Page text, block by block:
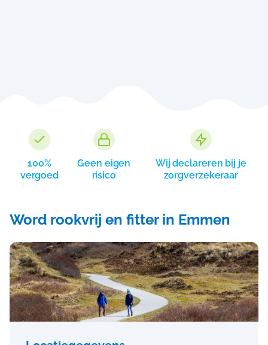
100%
vergoed
Geen eigen
risico
Wij declareren bij je
zorgverzekeraar
Word rookvrij en fitter in Emmen